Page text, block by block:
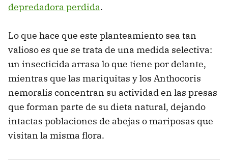
depredadora perdida.
Lo que hace que este planteamiento sea tan
valioso es que se trata de una medida selectiva:
un insecticida arrasa lo que tiene por delante,
mientras que las mariquitas y los Anthocoris
nemoralis concentran su actividad en las presas
que forman parte de su dieta natural, dejando
intactas poblaciones de abejas o mariposas que
visitan la misma flora.